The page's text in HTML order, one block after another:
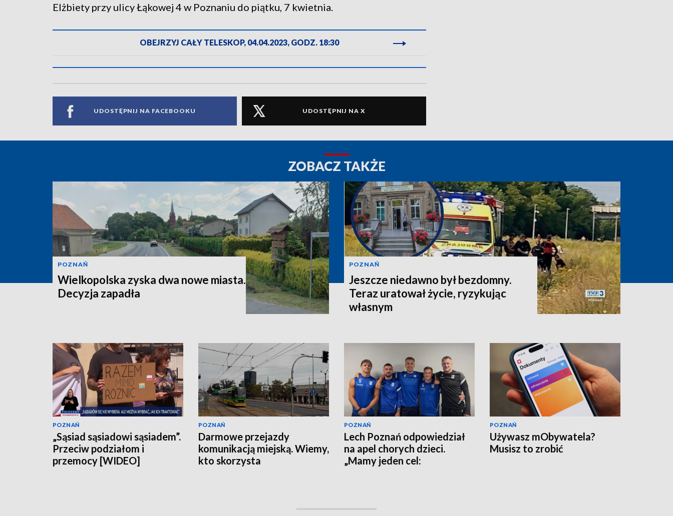
Elżbiety przy ulicy Łąkowej 4 w Poznaniu do piątku, 7 kwietnia.
OBEJRZYJ CAŁY TELESKOP, 04.04.2023, GODZ. 18:30
UDOSTĘPNIJ NA FACEBOOKU UDOSTĘPNIJ NA X
ZOBACZ TAKŻE
POZNAŃ
Wielkopolska zyska dwa nowe miasta.
Decyzja zapadła
POZNAŃ
Jeszcze niedawno był bezdomny.
Teraz uratował życie, ryzykując
własnym
POZNAŃ
„Sąsiad sąsiadowi sąsiadem”.
Przeciw podziałom i
przemocy [WIDEO]
POZNAŃ
Darmowe przejazdy
komunikacją miejską. Wiemy,
kto skorzysta
POZNAŃ
Lech Poznań odpowiedział
na apel chorych dzieci.
„Mamy jeden cel:
POZNAŃ
Używasz mObywatela?
Musisz to zrobić